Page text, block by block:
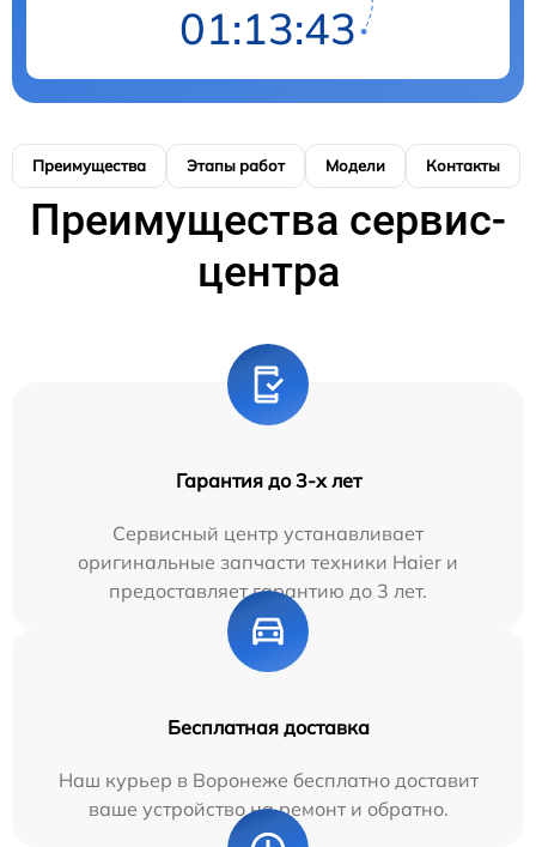
01:13:42
Преимущества Этапы работ Модели Контакты
Преимущества сервис-
центра
Гарантия до 3-х лет
Сервисный центр устанавливает
оригинальные запчасти техники Haier и
предоставляет гарантию до 3 лет.
Бесплатная доставка
Наш курьер в Воронеже бесплатно доставит
ваше устройство на ремонт и обратно.